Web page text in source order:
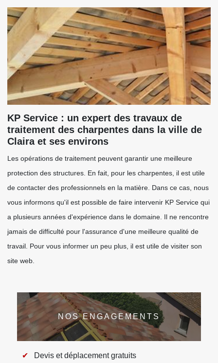
KP Service : un expert des travaux de
traitement des charpentes dans la ville de
Claira et ses environs
Les opérations de traitement peuvent garantir une meilleure
protection des structures. En fait, pour les charpentes, il est utile
de contacter des professionnels en la matière. Dans ce cas, nous
vous informons qu'il est possible de faire intervenir KP Service qui
a plusieurs années d'expérience dans le domaine. Il ne rencontre
jamais de difficulté pour l'assurance d'une meilleure qualité de
travail. Pour vous informer un peu plus, il est utile de visiter son
site web.
NOS ENGAGEMENTS
Devis et déplacement gratuits